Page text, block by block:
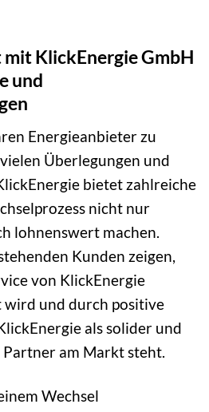
KlickEnergie GmbH
und
Energieanbieter zu
Überlegungen und
bietet zahlreiche
nicht nur
lohnenswert machen.
Kunden zeigen,
von KlickEnergie
wird und durch positive
als solider und
am Markt steht.
Wechsel